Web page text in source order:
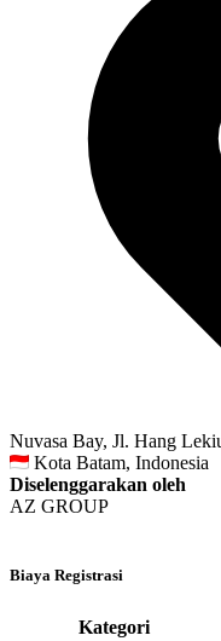
Nuvasa Bay, Jl. Hang
Kota Batam, Indonesia
Diselenggarakan oleh
AZ GROUP
Biaya Registrasi
Kategori